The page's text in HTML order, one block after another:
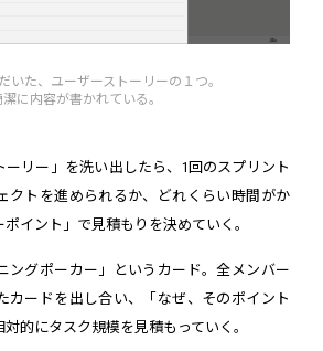
いた、ユーザーストーリーの１つ。
潔に内容が書かれている。
ーリー」を洗い出したら、1回のスプリント
クトを進められるか、どれくらい時間がか
イント」で見積もりを決めていく。
ングポーカー」というカード。全メンバー
カードを出し合い、「なぜ、そのポイント
的にタスク規模を見積もっていく。